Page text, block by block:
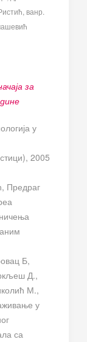
ванр.
за
у
2005
Предраг
Б,
Д.,
М.,
у
са